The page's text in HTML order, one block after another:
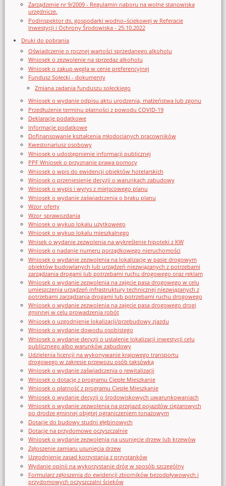
Zarządzenie nr 9/2009 - Regulamin naboru na wolne stanowiska
urzędnicze.
Podinspektor ds. gospodarki wodno–ściekowej w Referacie
Inwestycji i Ochrony Środowiska - 25.10.2022
Druki do pobrania
Oświadczenie o rocznej wartości sprzedanego alkoholu
Wniosek o zezwolenie na sprzedaz alkoholu
Wniosek o zakup węgla w cenie preferencyjnej
Fundusz Sołecki - dokumenty
Zmiana zadania funduszu sołeckiego
Wniosek o wydanie odpisu aktu urodzenia, małżeństwa lub zgonu
Przedłużenie terminu płatności z powodu COVID-19
Deklaracje podatkowe
Informacje podatkowe
Dofinansowanie kształcenia młodocianych pracowników
Kwestonariusz osobowy
Wniosek o udostępnienie informacji publicznej
PPF Wniosek o przyznanie prawa pomocy
Wniosek o wpis do ewidencji obiektów hotelarskich
Wniosek o przeniesienie decyzji o warunkach zabudowy
Wniosek o wypis i wyrys z miejscowego planu
Wniosek o wydanie zaświadczenia o braku planu
Wzor_oferty
Wzor_sprawozdania
Wniosek o wykup lokalu użytkowego
Wniosek o wykup lokalu mieszkalnego
Wnisek o wydanie zezwolenia na wykreślenie hipoteki z KW
Wniosek o nadanie numeru porządkowego nieruchomości
Wniosek o wydanie zezwolenia na lokalizację w pasie drogowym
obiektów budowlanych lub urządzeń niezwiązanych z potrzebami
zarządzania drogami lub potrzebami ruchu drogowego oraz reklam
Wniosek o wydanie zezwolenia na zajęcie pasa drogowego w celu
umieszczenia urządzeń infrastruktury technicznej niezwiązanych z
potrzebami zarządzania drogami lub potrzebami ruchu drogowego
Wniosek o wydanie zezwolenia na zajęcie pasa drogowego drogi
gminnej w celu prowadzenia robót
Wniosek o uzgodnienie lokalizacji/przebudowy zjazdu
Wniosek o wydanie dowodu osobistego
Wniosek o wydanie decyzji o ustalenie lokalizacji inwestycji celu
publicznego albo warunków zabudowy
Udzielenia licencji na wykonywanie krajowego transportu
drogowego w zakresie przewozu osób taksówką
Wniosek o wydanie zaświadczenia o rewitalizacji
Wniosek o dotację z programu Ciepłe Mieszkanie
Wniosek o płatność z programu Ciepłe Mieszkanie
Wniosek o wydanie decyzji o środowiskowych uwarunkowaniach
Wniosek o wydanie zezwolenia na przejazd pojazdów ciężarowych
po drodze gminnej objętej ograniczeniem tonażowym
Dotacje do budowy studni głębinowych
Dotacje na przydomowe oczyszczalnie
Wniosek o wydanie zezwolenia na usunięcie drzew lub krzewów
Zgłoszenie zamiaru usunięcia drzew
Uzgodnienie zasad korzystania z przystanków
Wydanie opinii na wykorzystanie dróg w sposób szczególny
Formularz zgłoszenia do ewidencji zbiorników bezodpływowych i
przydomowych oczyszczalni ścieków